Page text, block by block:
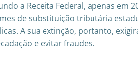
a Receita Federal, apenas em
de substituição tributária
A sua extinção, portanto,
e evitar fraudes.